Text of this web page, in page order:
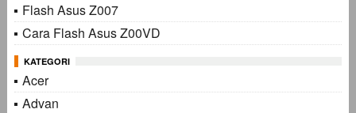
Flash Asus Z007
Cara Flash Asus Z00VD
KATEGORI
Acer
Advan